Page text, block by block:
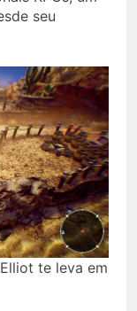
seu
te leva em